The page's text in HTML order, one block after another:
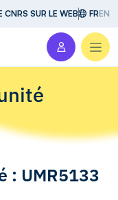
CNRS SUR LE WEB FREN
: UMR5133